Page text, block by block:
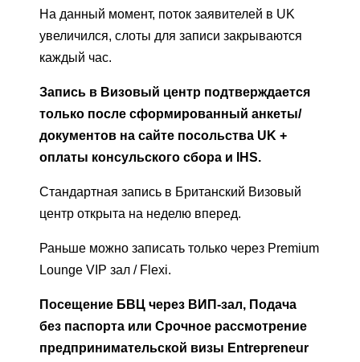
На данный момент, поток заявителей в UK
увеличился, слоты для записи закрываются
каждый час.
Запись в Визовый центр подтверждается
только после сформированный анкеты/
документов на сайте посольства UK +
оплаты консульского сбора и IHS.
Стандартная запись в Британский Визовый
центр открыта на неделю вперед.
Раньше можно записать только через Premium
Lounge VIP зал / Flexi.
Посещение БВЦ через ВИП-зал, Подача
без паспорта или Срочное рассмотрение
предпринимательской визы Entrepreneur